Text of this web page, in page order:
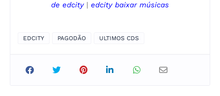
de edcity | edcity baixar músicas
EDCITY PAGODÃO ULTIMOS CDS